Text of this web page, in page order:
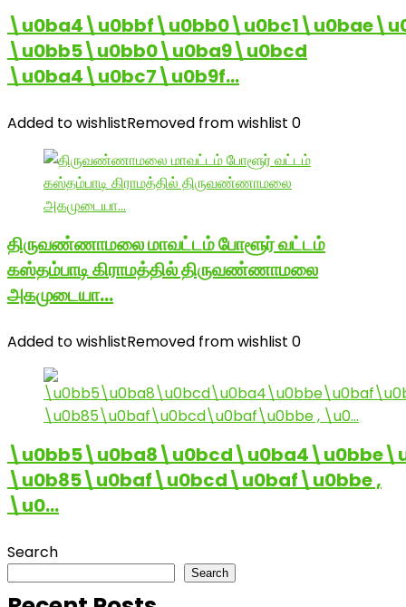
\u0bb5\u0bb0\u0ba9\u0bcd
\u0ba4\u0bc7\u0b9f…
Added to wishlistRemoved from wishlist 0
திருவண்ணாமலை மாவட்டம் போளூர் வட்டம்
கஸ்தம்பாடி கிராமத்தில் திருவண்ணாமலை
அகமுடையா…
Added to wishlistRemoved from wishlist 0
\u0b85\u0baf\u0bcd\u0baf\u0bbe ,
\u0…
Search
Search